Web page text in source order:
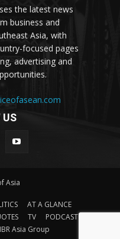
the latest news
business and
Asia, with
focused pages
advertising and
US
Asia
AT A GLANCE
TV
PODCAST
Asia Group